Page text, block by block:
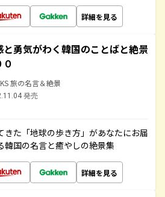
詳細を見る
と勇気がわく韓国のことばと絶景
０
旅の名言＆絶景
発売
きた「地球の歩き方」があなたにお届
韓国の名言と癒やしの絶景集
詳細を見る